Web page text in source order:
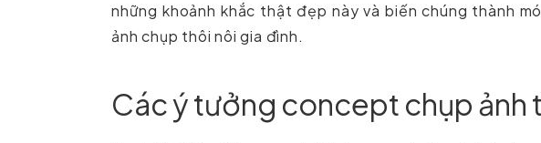
những khoảnh khắc thật đẹp này và biến chúng thành
ảnh chụp thôi nôi gia đình.
Các ý tưởng concept chụp ảnh